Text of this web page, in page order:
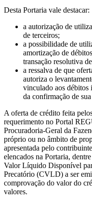
Desta Portaria vale destacar:
a autorização de
de terceiros;
a possibilidade de
amortização de
transação resolutiva
a ressalva de que
autoriza o
vinculado aos débitos
da confirmação de
A oferta de crédito feita
requerimento no Portal
Procuradoria-Geral da
próprio ou no âmbito de
apresentada pelo
elencados na Portaria,
Valor Líquido Disponível
Precatório (CVLD) a ser
comprovação do valor do
valores.